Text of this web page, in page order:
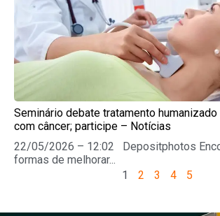
Seminário debate tratamento
com câncer; participe – Notícias
22/05/2026 – 12:02 Depositphotos
formas de melhorar...
1
2 3 4 5